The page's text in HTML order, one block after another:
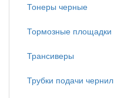
Тонеры черные
Тормозные площадки
Трансиверы
Трубки подачи чернил